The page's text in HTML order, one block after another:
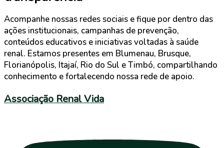
Acompanhe nossas redes sociais e fique por dentro das
ações institucionais, campanhas de prevenção,
conteúdos educativos e iniciativas voltadas à saúde
renal. Estamos presentes em Blumenau, Brusque,
Florianópolis, Itajaí, Rio do Sul e Timbó, compartilhando
conhecimento e fortalecendo nossa rede de apoio.
Associação Renal Vida